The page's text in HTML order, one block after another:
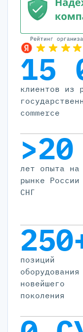
15
клиентов из
commerce
>20
лет опыта на
рынке России
СНГ
позиций
оборудования
новейшего
поколения